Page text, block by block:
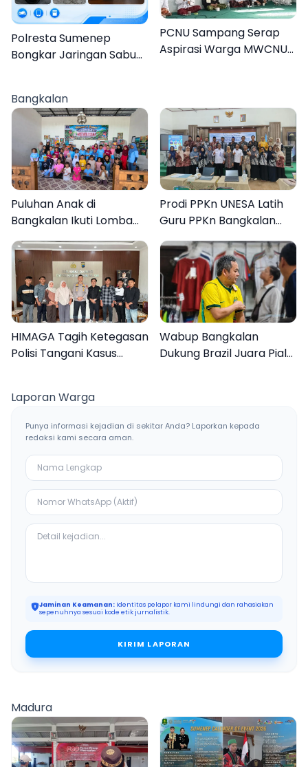
Polresta Sumenep
Bongkar Jaringan Sabu
PCNU Sampang Serap
Aspirasi Warga MWCNU
Bangkalan
Puluhan Anak di
Bangkalan Ikuti Lomba
Mewarnai Bertema
Liburan Keluarga
Prodi PPKn UNESA Latih
Guru PPKn Bangkalan
dengan Pembelajaran
Inovasi Teknologi
HIMAGA Tagih Ketegasan
Polisi Tangani Kasus
Wabup Bangkalan
Dukung Brazil Juara Piala
Laporan Warga
Punya informasi kejadian di sekitar Anda? Laporkan kepada
redaksi kami secara aman.
Jaminan Keamanan: Identitas pelapor kami lindungi dan rahasiakan
sepenuhnya sesuai kode etik jurnalistik.
KIRIM LAPORAN
Madura